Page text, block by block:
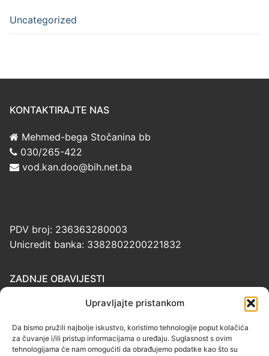
Upravljajte pristankom
Da bismo pružili najbolje iskustvo, koristimo tehnologije poput kolačića
za čuvanje i/ili pristup informacijama o uređaju. Suglasnost s ovim
tehnologijama će nam omogućiti da obrađujemo podatke kao što su
Uncategorized
KONTAKTIRAJTE NAS
Mehmed-bega Stočanina bb
030/265-422
vod.kan.doo@bih.net.ba
PDV broj: 236363280003
Unicredit banka: 3382802200221832
ZADNJE OBAVIJESTI
Cjenovnik usluga komunalne potrošnje
Odluka o izboru najpovoljnijeg ponuđača